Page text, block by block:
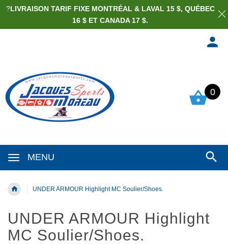
MENU
0
UNDER ARMOUR Highlight MC Soulier/Shoes.
UNDER ARMOUR Highlight
MC Soulier/Shoes.
?LIVRAISON TARIF FIXE MONTRÉAL & LAVAL 15 $, QUÉBEC
16 $ ET CANADA 17 $.